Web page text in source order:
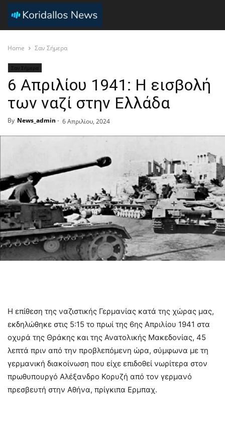
Home Σαν Σήμερα
Σαν Σήμερα
6 Απριλίου 1941: Η εισβολή
των ναζί στην Ελλάδα
By News_admin - 6 Απριλίου, 2024
Η επίθεση της ναζιστικής Γερμανίας κατά της χώρας μας,
εκδηλώθηκε στις 5:15 το πρωί της 6ης Απριλίου 1941 στα
οχυρά της Θράκης και της Ανατολικής Μακεδονίας, 45
λεπτά πριν από την προβλεπόμενη ώρα, σύμφωνα με τη
γερμανική διακοίνωση που είχε επιδοθεί νωρίτερα στον
πρωθυπουργό Αλέξανδρο Κορυζή από τον γερμανό
πρεσβευτή στην Αθήνα, πρίγκιπα Eρμπαχ.